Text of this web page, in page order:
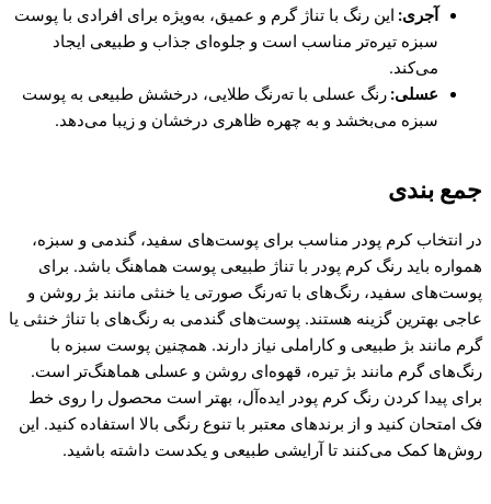
آجری:این رنگ با تناژ گرم و عمیق، به‌ویژه برای افرادی با پوست
سبزه تیره‌تر مناسب است و جلوه‌ای جذاب و طبیعی ایجاد
می‌کند.
عسلی:رنگ عسلی با ته‌رنگ طلایی، درخشش طبیعی به پوست
سبزه می‌بخشد و به چهره ظاهری درخشان و زیبا می‌دهد.
جمع بندی
در انتخاب کرم پودر مناسب برای پوست‌های سفید، گندمی و سبزه،
همواره باید رنگ کرم پودر با تناژ طبیعی پوست هماهنگ باشد. برای
پوست‌های سفید، رنگ‌های با ته‌رنگ صورتی یا خنثی مانند بژ روشن و
عاجی بهترین گزینه هستند. پوست‌های گندمی به رنگ‌های با تناژ خنثی یا
گرم مانند بژ طبیعی و کاراملی نیاز دارند. همچنین پوست سبزه با
رنگ‌های گرم مانند بژ تیره، قهوه‌ای روشن و عسلی هماهنگ‌تر است.
برای پیدا کردن رنگ کرم پودر ایده‌آل، بهتر است محصول را روی خط
فک امتحان کنید و از برندهای معتبر با تنوع رنگی بالا استفاده کنید. این
روش‌ها کمک می‌کنند تا آرایشی طبیعی و یکدست داشته باشید.